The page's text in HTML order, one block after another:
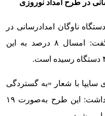
بیان اینکه سال گذشته ۴۰۰ دستگاه ناوگان امدادرسانی در
طرح امداد نوروزی فعال بودند، گفت: امسال ۸ درصد به این
سایپا با شعار «به گستردگی
یک سرزمین» اشاره کرد و اظهار داشت: این طرح به‌صورت ۱۹